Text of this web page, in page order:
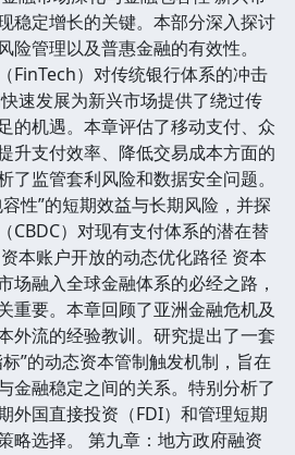
稳定增长的关键。本部分深入探讨
险管理以及普惠金融的有效性。
FinTech）对传统银行体系的冲击
速发展为新兴市场提供了绕过传
的机遇。本章评估了移动支付、众
升支付效率、降低交易成本方面的
了监管套利风险和数据安全问题。
性”的短期效益与长期风险，并探
CBDC）对现有支付体系的潜在替
本账户开放的动态优化路径 资本
场融入全球金融体系的必经之路，
重要。本章回顾了亚洲金融危机及
外流的经验教训。研究提出了一套
”的动态资本管制触发机制，旨在
金融稳定之间的关系。特别分析了
外国直接投资（FDI）和管理短期
略选择。 第九章：地方政府融资